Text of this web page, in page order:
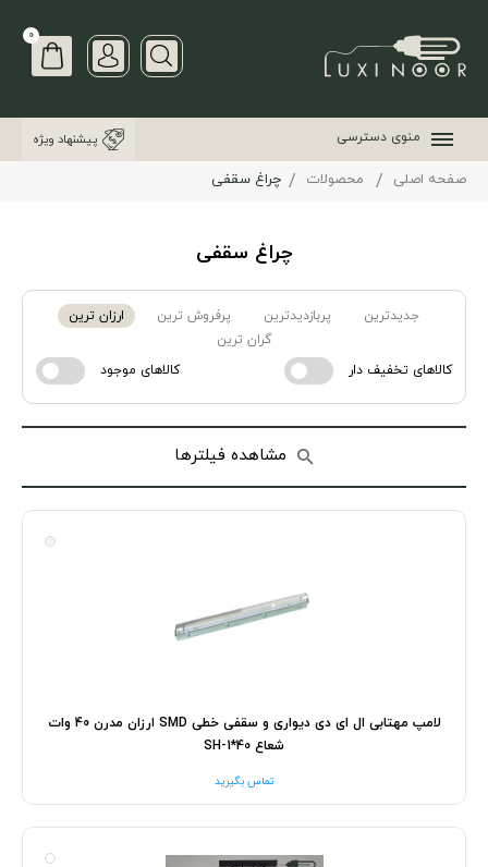
0
منوی دسترسی پیشنهاد ویژه
صفحه اصلی محصولات چراغ سقفی
چراغ سقفی
جدیدترین پربازدیدترین پرفروش ترین
ارزان ترین
گران ترین
کالاهای تخفیف دار
کالاهای موجود
مشاهده فیلترها
لامپ مهتابی ال ای دی دیواری و سقفی خطی SMD ارزان مدرن 40 وات
شعاع SH-1*40
تماس بگیرید